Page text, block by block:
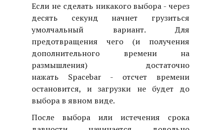
Если не сделать никакого выбора - через
десять секунд начнет грузиться
умолчальный вариант. Для
предотвращения чего (и получения
дополнительного времени на
размышления) достаточно
нажать Spacebar - отсчет времени
остановится, и загрузки не будет до
выбора в явном виде.
После выбора или истечения срока